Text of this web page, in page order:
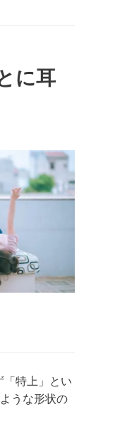
に耳
「特上」とい
うな形状の